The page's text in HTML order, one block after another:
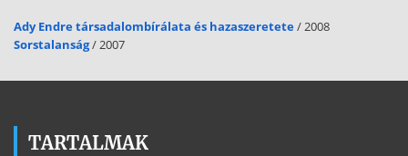
Ady Endre társadalombírálata és hazaszeretete/ 2008
Sorstalanság/ 2007
TARTALMAK